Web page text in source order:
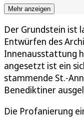
Mehr anzeigen
Der Grundstein ist
Entwürfen des
Innenausstattung
angesetzt ist ein
stammende St.-
Benediktiner
Die Profanierung